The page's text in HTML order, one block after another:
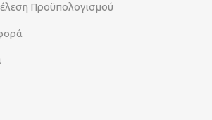
Προϋπολογισμού